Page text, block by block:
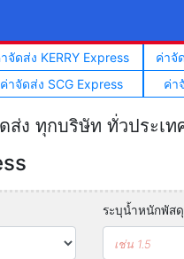
จัดส่ง KERRY Express
ค่าจั
ค่าจัดส่ง SCG Express ค่า
ส่ง ทุกบริษัท ทั่วประเท
ระบุน้ำหนักพัส